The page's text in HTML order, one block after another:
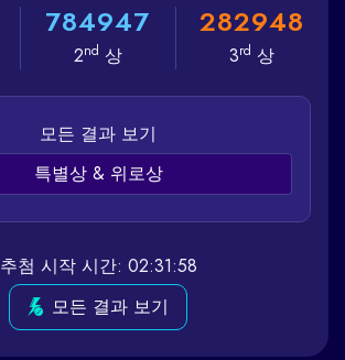
784947
2nd 상
282948
3rd 상
모든 결과 보기
특별상 & 위로상
추첨 시작 시간: 02:31:58
모든 결과 보기